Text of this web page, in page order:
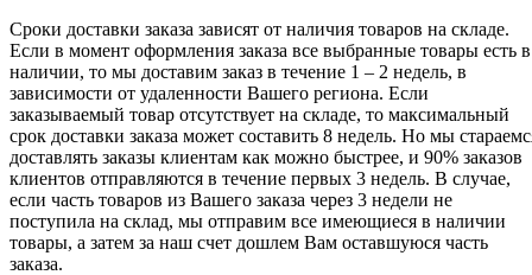
Сроки доставки заказа зависят от наличия товаров на складе.
Если в момент оформления заказа все выбранные товары есть в
наличии, то мы доставим заказ в течение 1 – 2 недель, в
зависимости от удаленности Вашего региона. Если
заказываемый товар отсутствует на складе, то максимальный
срок доставки заказа может составить 8 недель. Но мы
доставлять заказы клиентам как можно быстрее, и 90% заказов
клиентов отправляются в течение первых 3 недель. В случае,
если часть товаров из Вашего заказа через 3 недели не
поступила на склад, мы отправим все имеющиеся в наличии
товары, а затем за наш счет дошлем Вам оставшуюся часть
заказа.